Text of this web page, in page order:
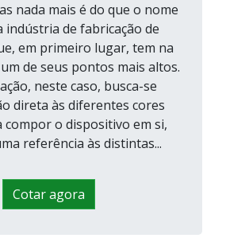
nada mais é do que o nome
indústria de fabricação de
em primeiro lugar, tem na
de seus pontos mais altos.
neste caso, busca-se
direta às diferentes cores
compor o dispositivo em si,
referência às distintas...
Cotar agora